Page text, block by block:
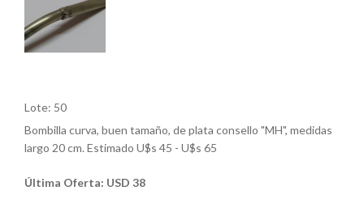
Lote: 50
Bombilla curva, buen tamaño, de plata consello "MH", medidas
largo 20 cm. Estimado U$s 45 - U$s 65
Última Oferta: USD 38